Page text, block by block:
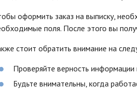
оформить заказ на выписку,
поля. После этого вы
стоит обратить внимание на
Проверяйте верность
Будьте внимательны, когда